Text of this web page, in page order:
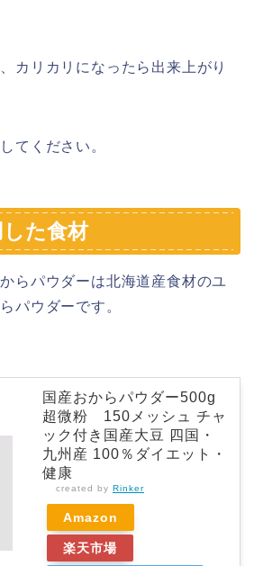
カリカリになったら出来上がり
てください。
た食材
らパウダーは北海道産食材のユ
パウダーです。
国産おからパウダー500g
超微粉 150メッシュ チャ
ック付き国産大豆 四国・
九州産 100％ダイエット・
健康
created by Rinker
Amazon
楽天市場